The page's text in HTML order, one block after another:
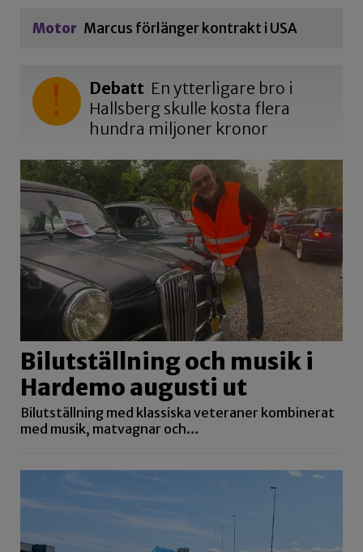
Motor Marcus förlänger kontrakt i USA
Debatt En ytterligare bro i
Hallsberg skulle kosta flera
hundra miljoner kronor
Bilutställning och musik i
Hardemo augusti ut
Bilutställning med klassiska veteraner kombinerat
med musik, matvagnar och…